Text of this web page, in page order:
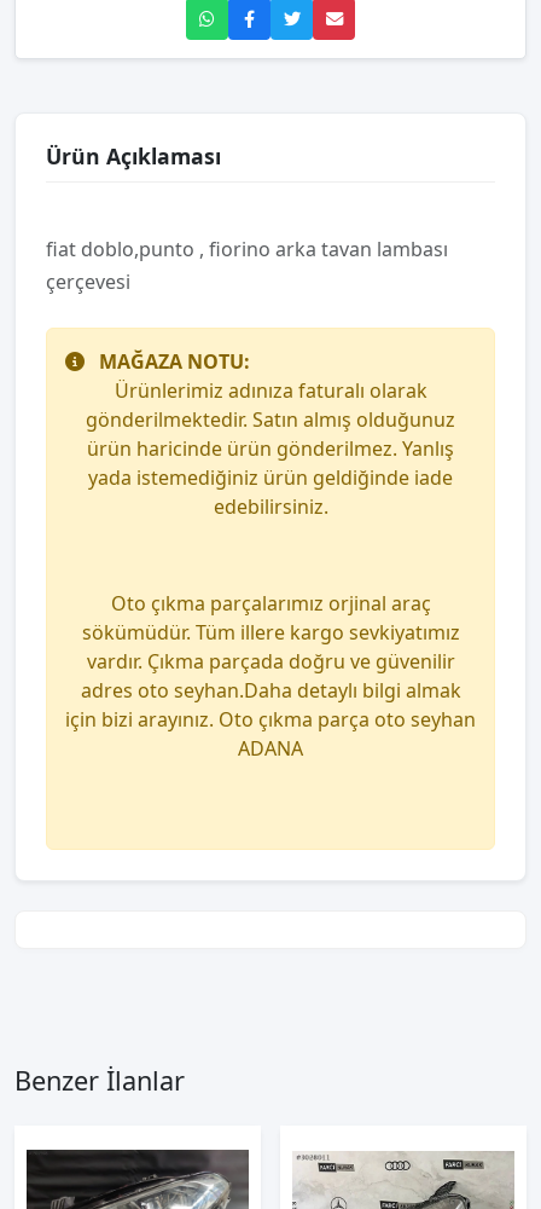
Ürün Açıklaması
fiat doblo,punto , fiorino arka tavan lambası
çerçevesi
MAĞAZA NOTU:
Ürünlerimiz adınıza faturalı olarak
gönderilmektedir. Satın almış olduğunuz
ürün haricinde ürün gönderilmez. Yanlış
yada istemediğiniz ürün geldiğinde iade
edebilirsiniz.
Oto çıkma parçalarımız orjinal araç
sökümüdür. Tüm illere kargo sevkiyatımız
vardır. Çıkma parçada doğru ve güvenilir
adres oto seyhan.Daha detaylı bilgi almak
için bizi arayınız. Oto çıkma parça oto seyhan
ADANA
Benzer İlanlar